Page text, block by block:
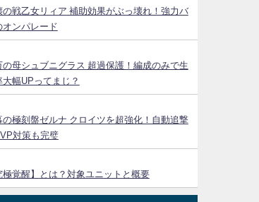
の戦乙女リィア 補助効果がぶっ壊れ！強力バ
オンパレード
の母シュブニグラス 超過保護！編成のみで生
大幅UPってまじ？
の極刻盤ゼルナ クロイツを超強化！自動追撃
対策も完璧
極覚醒】とは？対象ユニットと概要